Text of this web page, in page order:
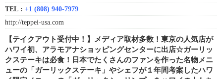
TEL : +1 (808) 940-7979
http://teppei-usa.com
【テイクアウト受付中！】メディア取材多数！東京の人気店が
ハワイ初、アラモアナショッピングセンターに出店☆ガーリッ
クステーキは必食！日本でたくさんのファンを作った名物メニ
ューの「ガーリックステーキ」やシェフが１年間考案したハワ